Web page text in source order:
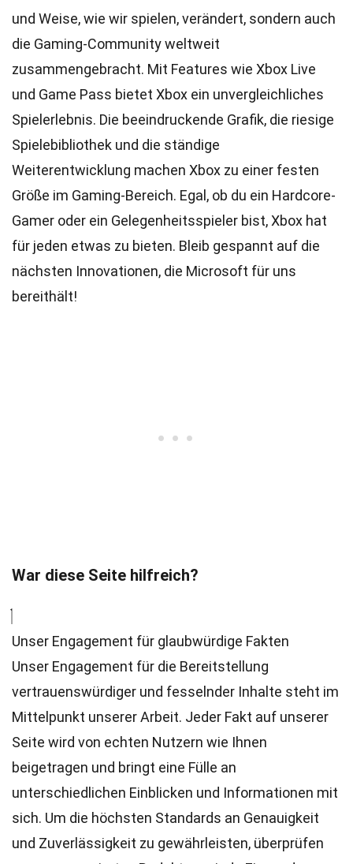
und Weise, wie wir spielen, verändert, sondern auch
die Gaming-Community weltweit
zusammengebracht. Mit Features wie Xbox Live
und Game Pass bietet Xbox ein unvergleichliches
Spielerlebnis. Die beeindruckende Grafik, die riesige
Spielebibliothek und die ständige
Weiterentwicklung machen Xbox zu einer festen
Größe im Gaming-Bereich. Egal, ob du ein Hardcore-
Gamer oder ein Gelegenheitsspieler bist, Xbox hat
für jeden etwas zu bieten. Bleib gespannt auf die
nächsten Innovationen, die Microsoft für uns
bereithält!
War diese Seite hilfreich?
Unser Engagement für glaubwürdige Fakten
Unser Engagement für die Bereitstellung
vertrauenswürdiger und fesselnder Inhalte steht im
Mittelpunkt unserer Arbeit. Jeder Fakt auf unserer
Seite wird von echten Nutzern wie Ihnen
beigetragen und bringt eine Fülle an
unterschiedlichen Einblicken und Informationen mit
sich. Um die höchsten Standards an Genauigkeit
und Zuverlässigkeit zu gewährleisten, überprüfen